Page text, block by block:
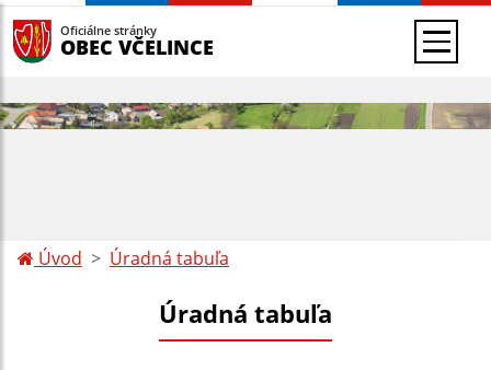
Oficiálne stránky
OBEC VČELINCE
Úvod Úradná tabuľa
Úradná tabuľa